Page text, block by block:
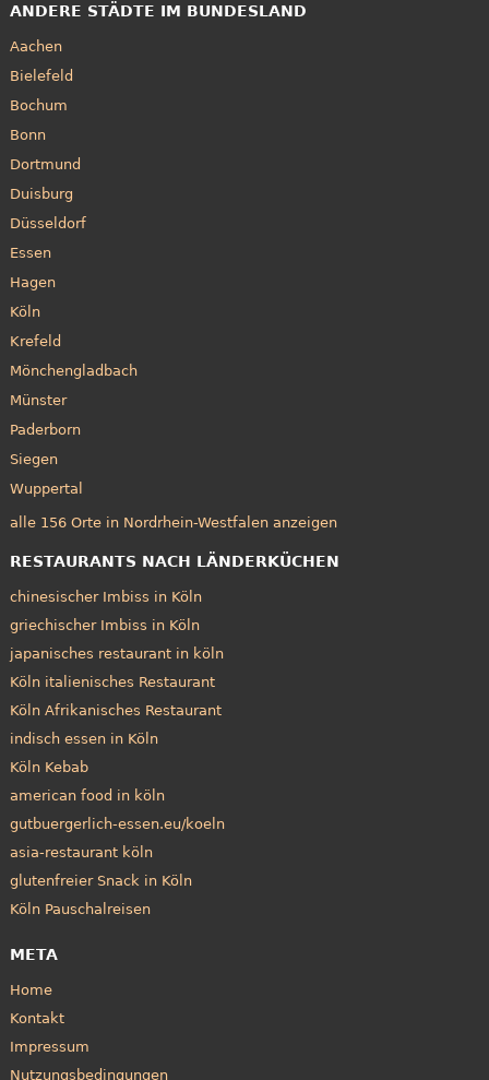
ANDERE STÄDTE IM BUNDESLAND
Aachen
Bielefeld
Bochum
Bonn
Dortmund
Duisburg
Düsseldorf
Essen
Hagen
Köln
Krefeld
Mönchengladbach
Münster
Paderborn
Siegen
Wuppertal
alle 156 Orte in Nordrhein-Westfalen anzeigen
RESTAURANTS NACH LÄNDERKÜCHEN
chinesischer Imbiss in Köln
griechischer Imbiss in Köln
japanisches restaurant in köln
Köln italienisches Restaurant
Köln Afrikanisches Restaurant
indisch essen in Köln
Köln Kebab
american food in köln
gutbuergerlich-essen.eu/koeln
asia-restaurant köln
glutenfreier Snack in Köln
Köln Pauschalreisen
META
Home
Kontakt
Impressum
Nutzungsbedingungen